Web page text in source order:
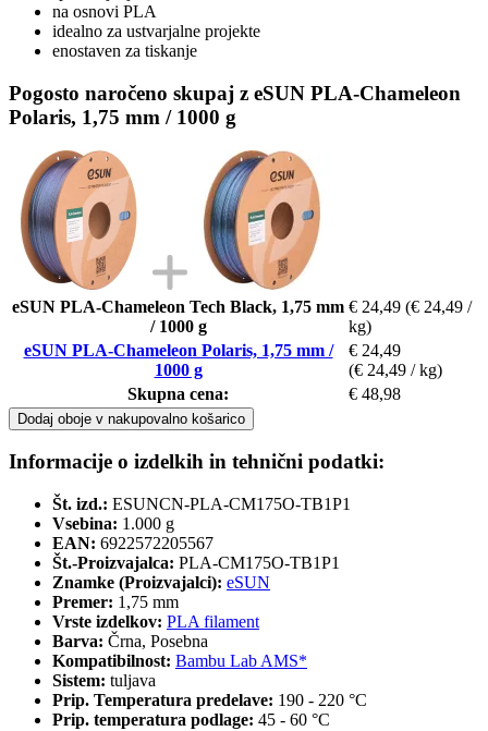
na osnovi PLA
idealno za ustvarjalne projekte
enostaven za tiskanje
Pogosto naročeno skupaj z eSUN PLA-Chameleon
Polaris, 1,75 mm / 1000 g
eSUN PLA-Chameleon Tech Black, 1,75 mm
/ 1000 g
€ 24,49 (€ 24,49 /
kg)
eSUN PLA-Chameleon Polaris, 1,75 mm /
1000 g
€ 24,49
(€ 24,49 / kg)
Skupna cena:
€ 48,98
Dodaj oboje v nakupovalno košarico
Informacije o izdelkih in tehnični podatki:
Št. izd.: ESUNCN-PLA-CM175O-TB1P1
Vsebina: 1.000 g
EAN: 6922572205567
Št.-Proizvajalca: PLA-CM175O-TB1P1
Znamke (Proizvajalci): eSUN
Premer: 1,75 mm
Vrste izdelkov: PLA filament
Barva: Črna, Posebna
Kompatibilnost: Bambu Lab AMS*
Sistem: tuljava
Prip. Temperatura predelave: 190 - 220 °C
Prip. temperatura podlage: 45 - 60 °C